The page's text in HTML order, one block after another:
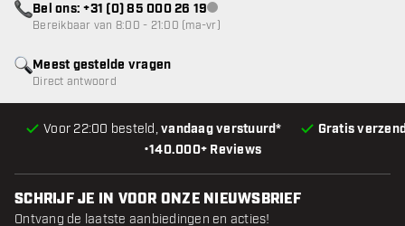
•140.000+ Reviews
Voor 22:00 besteld,vandaag verstuurd* Gratis
Meest gestelde vragen
Direct antwoord
Bel ons: +31 (0) 85 000 26 19klantenservice niet beschikbaar
Bereikbaar van 8:00 - 21:00 (ma-vr)
SCHRIJF JE IN VOOR ONZE NIEUWSBRIEF
Ontvang de laatste aanbiedingen en acties!